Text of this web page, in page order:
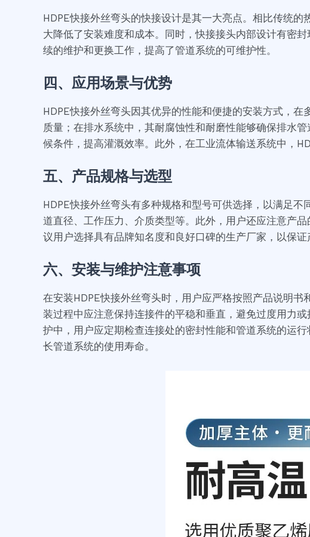
HDPE快接外丝弯头的快接设计是其一大亮点。相比传统
大降低了安装难度和成本。同时，快接接头内部设计有密
续的维护和更换工作，提高了管道系统的可维护性。
四、应用场景与优势
HDPE快接外丝弯头因其优异的性能和便捷的安装方式，
质量；在排水系统中，其耐腐蚀性和耐磨性能够确保排水
候条件，提高灌溉效率。此外，在工业流体输送系统中，
五、产品规格与选型
HDPE快接外丝弯头有多种规格和型号可供选择，以满足
道直径、工作压力、介质类型等。此外，用户还应注意产
议用户选择具有品牌知名度和良好口碑的生产厂家，以保证
六、安装与维护注意事项
在安装HDPE快接外丝弯头时，用户应严格按照产品说明
装过程中应注意保持连接件的平稳和垂直，避免过度用力
护中，用户应定期检查连接处的密封性能和管道系统的运
长管道系统的使用寿命。